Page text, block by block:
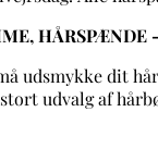
HÅRSPÆNDE
udsmykke dit
udvalg af